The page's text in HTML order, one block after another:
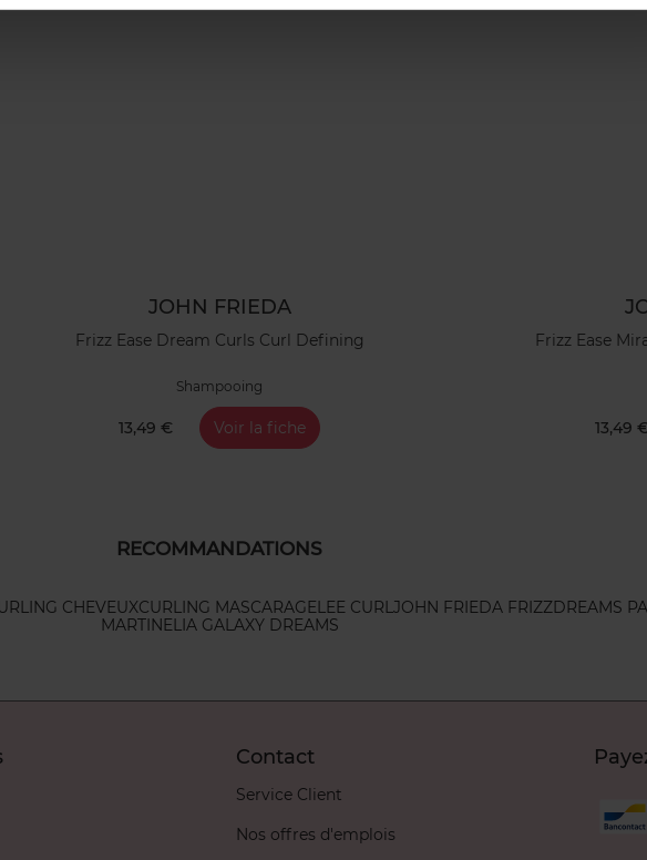
JOHN FRIEDA
Frizz Ease Dream Curls Curl Defining
Shampooing
13,49 € Voir la fiche
Frizz Ease
13,49
RECOMMANDATIONS
CHEVEUXCURLING MASCARAGELEE CURL JOHN FRIEDA FRIZZDREAMS
MARTINELIA GALAXY DREAMS
Contact
Service Client
Nos offres d'emplois